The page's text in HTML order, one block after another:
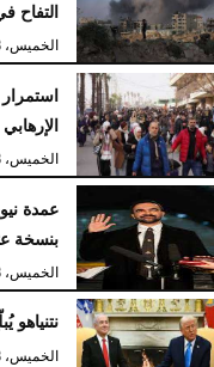
التفاح
الخميس، 8 يناير 2026
الخميس، 8 يناير 2026
عمدة
بنسخة
الخميس، 8 يناير 2026
نتنياهو
الخميس، 8 يناير 2026